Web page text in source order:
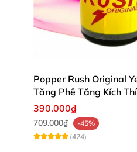
Popper Rush Original
Tăng Phê Tăng Kích
390.000₫
709.000₫
-45%
(424)